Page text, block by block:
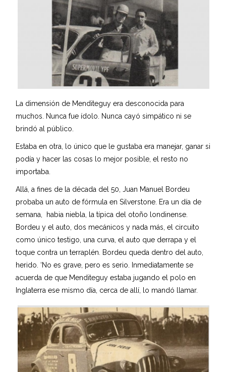
La dimensión de Menditeguy era desconocida para
muchos. Nunca fue ídolo. Nunca cayó simpático ni se
brindó al público.
Estaba en otra, lo único que le gustaba era manejar, ganar si
podía y hacer las cosas lo mejor posible, el resto no
importaba.
Allá, a fines de la década del 50, Juan Manuel Bordeu
probaba un auto de fórmula en Silverstone. Era un día de
semana, habia niebla, la típica del otoño londinense.
Bordeu y el auto, dos mecánicos y nada más, el circuito
como único testigo, una curva, el auto que derrapa y el
toque contra un terraplén. Bordeu queda dentro del auto,
herido. ‘No es grave, pero es serio. Inmediatamente se
acuerda de que Menditeguy estaba jugando el polo en
Inglaterra ese mismo día, cerca de allí, lo mandó llamar.